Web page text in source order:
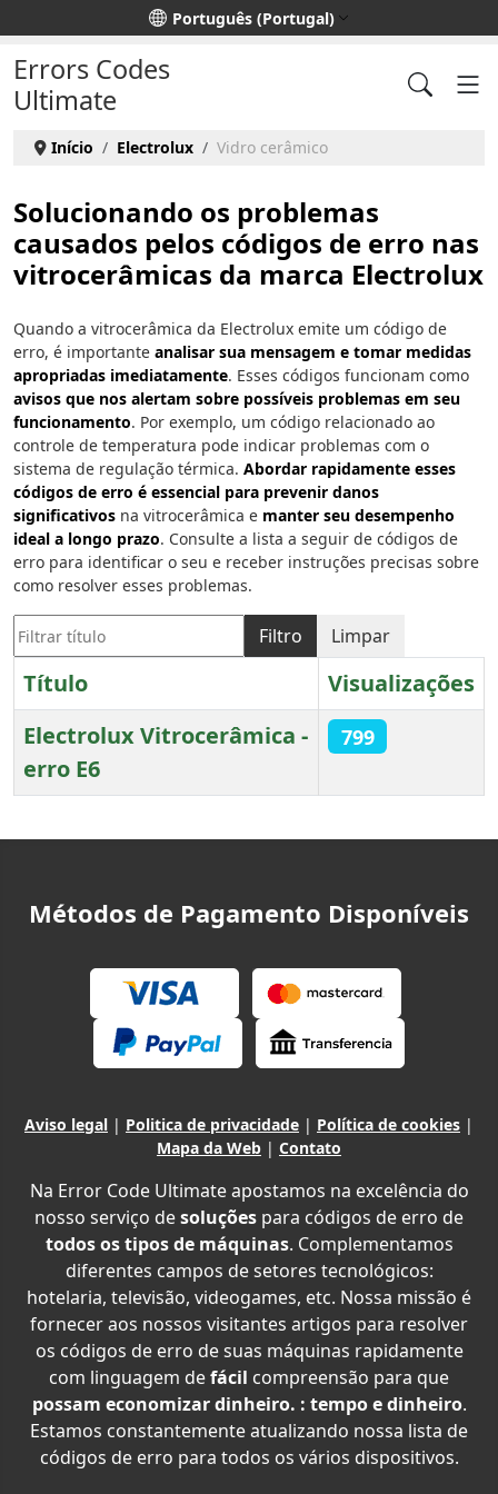
Escolha o seu idioma Português (Portugal)
Errors Codes
Ultimate
Início Electrolux Vidro cerâmico
Solucionando os problemas
causados pelos códigos de erro nas
vitrocerâmicas da marca Electrolux
Quando a vitrocerâmica da Electrolux emite um código de
erro, é importante analisar sua mensagem e tomar medidas
apropriadas imediatamente. Esses códigos funcionam como
avisos que nos alertam sobre possíveis problemas em seu
funcionamento. Por exemplo, um código relacionado ao
controle de temperatura pode indicar problemas com o
sistema de regulação térmica. Abordar rapidamente esses
códigos de erro é essencial para prevenir danos
significativos na vitrocerâmica e manter seu desempenho
ideal a longo prazo. Consulte a lista a seguir de códigos de
erro para identificar o seu e receber instruções precisas sobre
como resolver esses problemas.
Filtrar título
Filtro Limpar
Título
Visualizações
Electrolux Vitrocerâmica -
erro E6
799
Métodos de Pagamento Disponíveis
Aviso legal | Politica de privacidade | Política de cookies |
Mapa da Web | Contato
Na Error Code Ultimate apostamos na excelência do
nosso serviço desoluções para códigos de erro de
todos os tipos de máquinas. Complementamos
diferentes campos de setores tecnológicos:
hotelaria, televisão, videogames, etc. Nossa missão é
fornecer aos nossos visitantes artigos para resolver
os códigos de erro de suas máquinas rapidamente
com linguagem defácil compreensão para que
possam economizar dinheiro. : tempo e dinheiro.
Estamos constantemente atualizando nossa lista de
códigos de erro para todos os vários dispositivos.